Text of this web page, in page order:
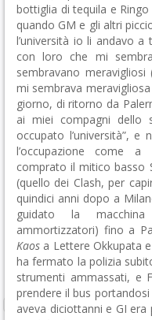
bottiglia di tequila e
quando GM e gli altri
l’università io li andavo
con loro che mi
sembravano
mi sembrava
giorno, di ritorno da
ai miei compagni dello
occupato l’università”,
l’occupazione come
comprato il mitico basso
(quello dei Clash, per
quindici anni dopo a
guidato la
ammortizzatori) fino a
Kaos a Lettere Okkupata
ha fermato la polizia
strumenti ammassati, e
prendere il bus
aveva diciottanni e GI era